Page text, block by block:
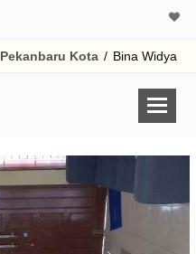
Pekanbaru Kota / Bina Widya
Harga Rp